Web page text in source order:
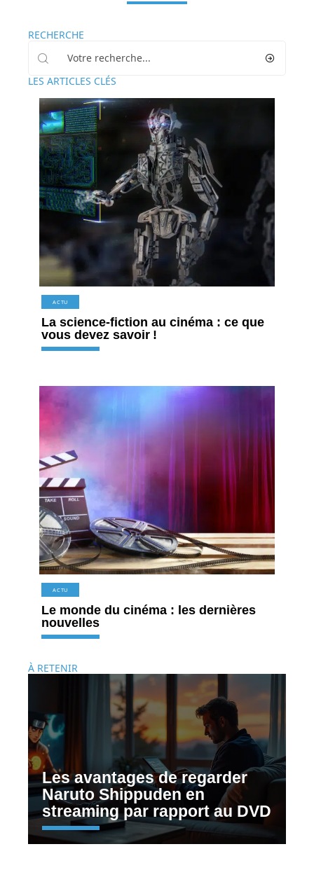
RECHERCHE
LES ARTICLES CLÉS
ACTU
La science-fiction au cinéma : ce que
vous devez savoir !
ACTU
Le monde du cinéma : les dernières
nouvelles
À RETENIR
Les avantages de regarder
Naruto Shippuden en
streaming par rapport au DVD